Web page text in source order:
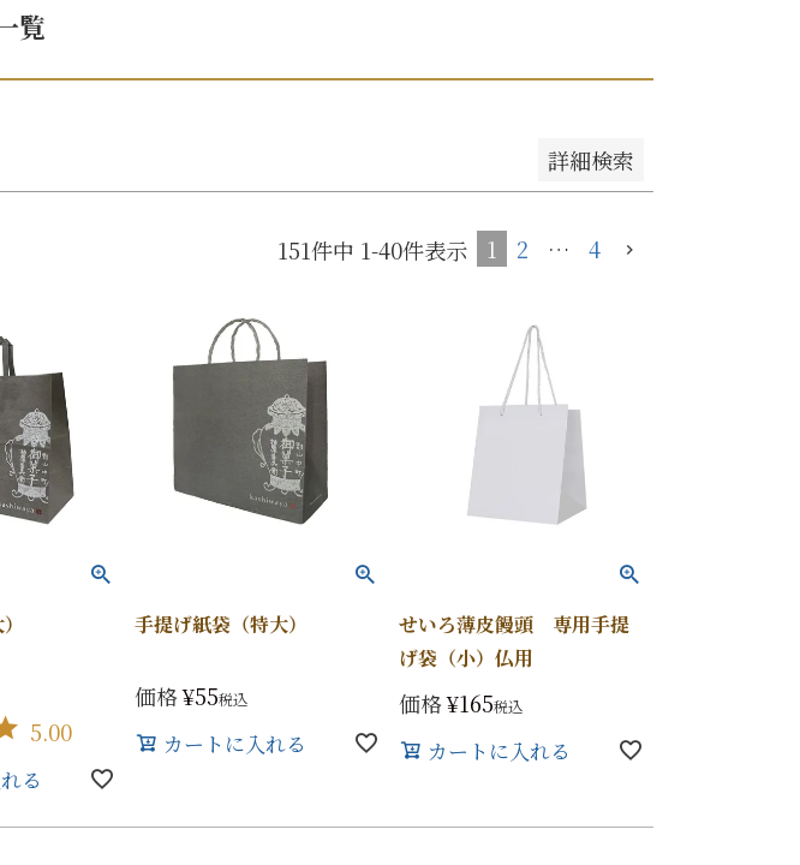
覧
詳細検索
優先度順
151件中 1-40件表示 1 2 … 4
5.00
る
手提げ紙袋（特大）
価格¥55税込
カートに入れる
せいろ薄皮饅頭 専用手提
げ袋（小）仏用
価格¥165税込
カートに入れる